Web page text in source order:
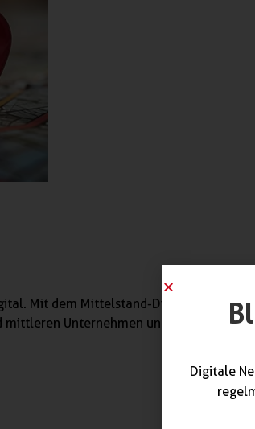
Mit dem Mittelstand-Digital Netzwerk
Unternehmen und dem
Digitale